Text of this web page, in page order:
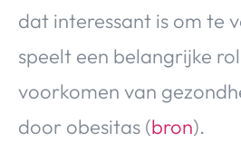
dat interessant is om te
speelt een belangrijke
voorkomen van
door obesitas (bron).